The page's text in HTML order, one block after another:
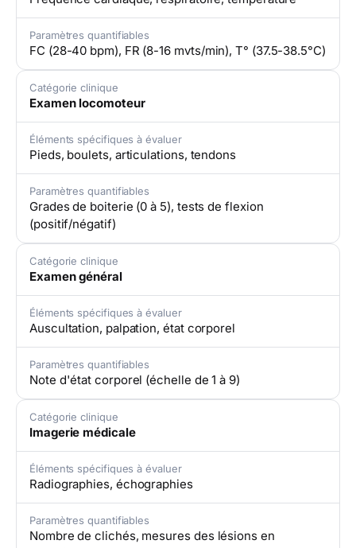
Paramètres quantifiables
FC (28-40 bpm), FR (8-16 mvts/min), T° (37.5-38.5°C)
Catégorie clinique
Examen locomoteur
Éléments spécifiques à évaluer
Pieds, boulets, articulations, tendons
Paramètres quantifiables
Grades de boiterie (0 à 5), tests de flexion
(positif/négatif)
Catégorie clinique
Examen général
Éléments spécifiques à évaluer
Auscultation, palpation, état corporel
Paramètres quantifiables
Note d'état corporel (échelle de 1 à 9)
Catégorie clinique
Imagerie médicale
Éléments spécifiques à évaluer
Radiographies, échographies
Paramètres quantifiables
Nombre de clichés, mesures des lésions en